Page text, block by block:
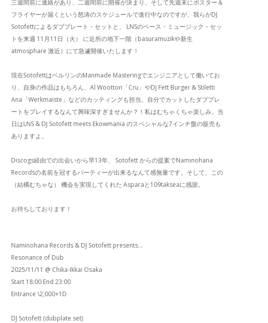
三週間前に連絡があり、二週間前に開催が決まり、そして先週末にポスター＆
フライヤーが届くという怒涛のスケジュールで進行中なのですが、我らがDJ
Sotofettによるダブプレート・セットと、 LNSのベース・ミュージック・セッ
トを来週 11月11日（火） に近所の地下一階（basuramuzikや新生
atmosphare 激近）にて急遽開催いたします！
現在SotofettはベルリンのManmade Masteringでエンジニアとして働いてお
り、自身の作品はもちろん、Al Wootton「Cru」やDJ Fett Burger & Stiletti
Ana「Werkmaiste」などのカッティングも担当。自分でカットしたダブプレ
ートをプレイするなんて興味深すぎませんか？！私はむちゃくちゃ楽しみ。当
日はLNS & DJ Sotofett meets Ekowmania のスペシャルな7インチ盤の販売も
ありますよ。
Discogs経由での出会いから早13年、 Sotofett からの提案でNaminohana
Recordsの名前を冠するパーティーが出来るなんて感無量です。そして、この
（結構むちゃな） 機会を実現してくれた Asparaと109takseaに感謝。
お待ちしております！
Naminohana Records & DJ Sotofett presents…
Resonance of Dub
2025/11/11 @ Chika-Ikkai Osaka
Start 18:00 End 23:00
Entrance \2,000+1D
DJ Sotofett (dubplate set)